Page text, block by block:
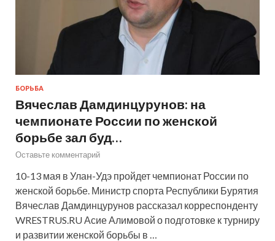
БОРЬБА
Вячеслав Дамдинцурунов: на
чемпионате России по женской
борьбе зал буд…
Оставьте комментарий
10-13 мая в Улан-Удэ пройдет чемпионат России по
женской борьбе. Министр спорта Республики Бурятия
Вячеслав Дамдинцурунов рассказал корреспонденту
WRESTRUS.RU Асие Алимовой о подготовке к турниру
и развитии женской борьбы в …